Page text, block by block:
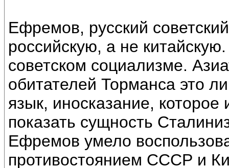
Ефремов, русский
российскую, а не
советском социализме.
обитателей Торманса это
язык, иносказание,
показать сущность
Ефремов умело
противостоянием СССР и